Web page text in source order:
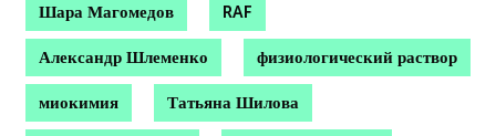
Шара Магомедов RAF
Александр Шлеменко физиологический раствор
миокимия Татьяна Шилова